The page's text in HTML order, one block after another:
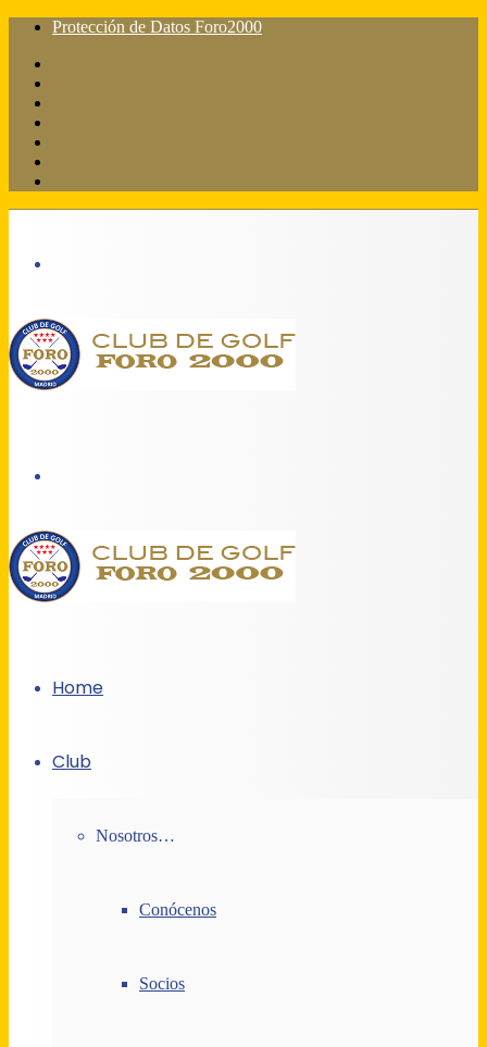
Protección de Datos Foro2000
Home
Club
Nosotros…
Conócenos
Socios